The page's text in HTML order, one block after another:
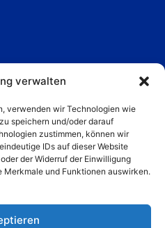
verwalten
verwenden wir Technologien wie
speichern und/oder darauf
zustimmen, können wir
IDs auf dieser Website
der Widerruf der Einwilligung
und Funktionen auswirken.